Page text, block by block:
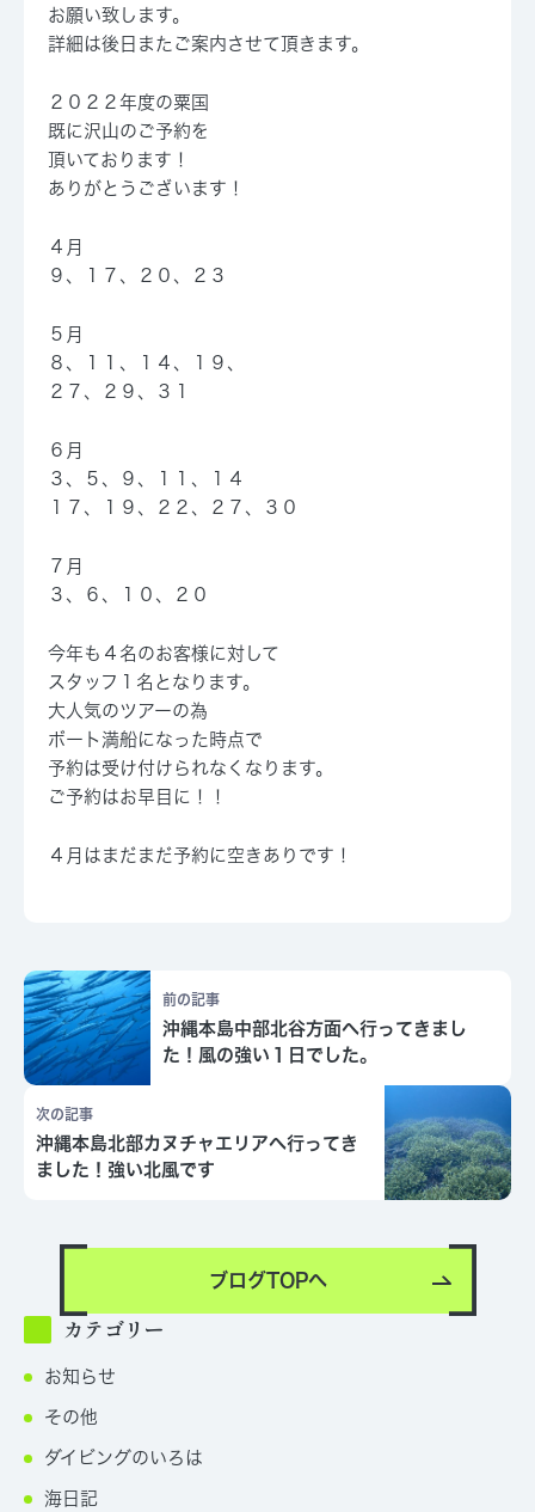
お願い致します。
詳細は後日またご案内させて頂きます。
２０２２年度の粟国
既に沢山のご予約を
頂いております！
ありがとうございます！
４月
９、１７、２０、２３
５月
８、１１、１４、１９、
２７、２９、３１
６月
３、５、９、１１、１４
１７、１９、２２、２７、３０
７月
３、６、１０、２０
今年も４名のお客様に対して
スタッフ１名となります。
大人気のツアーの為
ボート満船になった時点で
予約は受け付けられなくなります。
ご予約はお早目に！！
４月はまだまだ予約に空きありです！
前の記事
沖縄本島中部北谷方面へ行ってきまし
た！風の強い１日でした。
次の記事
沖縄本島北部カヌチャエリアへ行ってき
ました！強い北風です
ブログTOPへ
カテゴリー
お知らせ
その他
ダイビングのいろは
海日記